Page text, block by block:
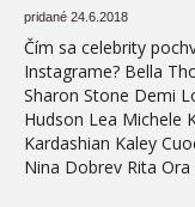
pridané 24.6.2018
Čím sa celebrity
Instagrame? Bella
Sharon Stone Demi
Hudson Lea Michele
Kardashian Kaley
Nina Dobrev Rita Ora